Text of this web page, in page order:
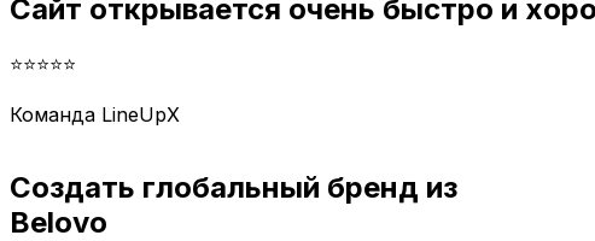
Сайт открывается очень быстро и
⭐⭐⭐⭐⭐
Команда LineUpX
Создать глобальный бренд из
Belovo